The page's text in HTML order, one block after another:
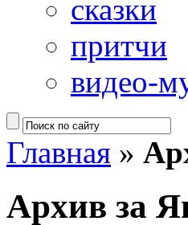
сказки
притчи
видео-
Главная »
Архив за